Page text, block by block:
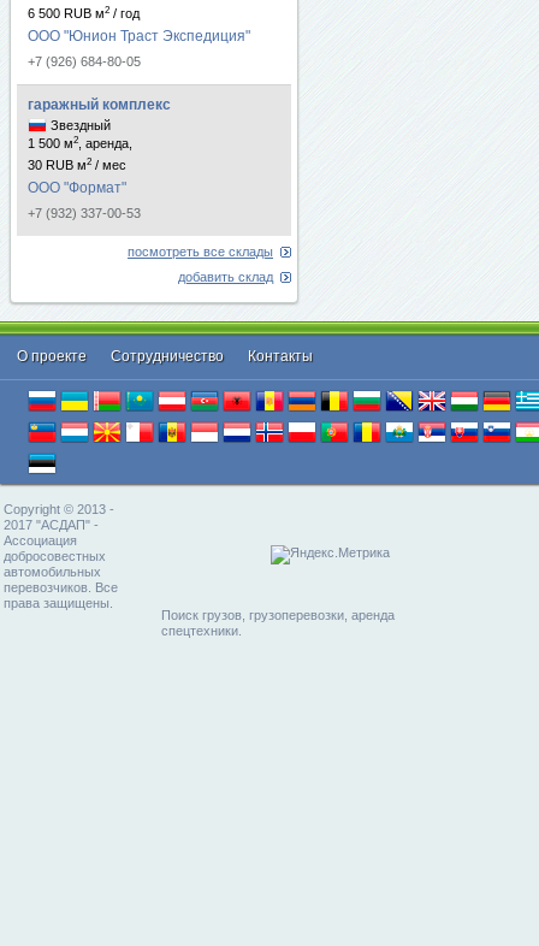
6 500 RUB м2 / год
ООО "Юнион Траст Экспедиция"
+7 (926) 684-80-05
гаражный комплекс
Звездный
1 500 м2
, аренда,
30 RUB м2 / мес
ООО "Формат"
+7 (932) 337-00-53
посмотреть все склады
добавить склад
О проекте Cотрудничество Контакты
Copyright © 2013 -
2017 "АСДАП" -
Ассоциация
добросовестных
автомобильных
перевозчиков. Все
права защищены.
Поиск грузов, грузоперевозки, аренда
спецтехники.